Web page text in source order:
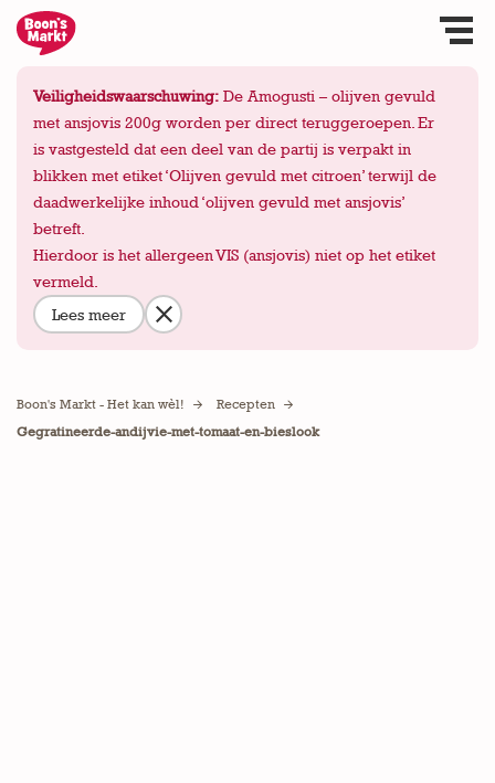
Veiligheidswaarschuwing: De Amogusti – olijven gevuld
met ansjovis 200g worden per direct teruggeroepen. Er
is vastgesteld dat een deel van de partij is verpakt in
blikken met etiket ‘Olijven gevuld met citroen’ terwijl de
daadwerkelijke inhoud ‘olijven gevuld met ansjovis’
betreft.
Hierdoor is het allergeen VIS (ansjovis) niet op het etiket
vermeld.
Lees meer
Boon's Markt - Het kan wèl!
Recepten
Gegratineerde-andijvie-met-tomaat-en-bieslook